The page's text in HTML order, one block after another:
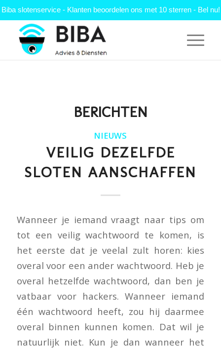
Biba slotenservice - Klanten beoordelen ons met 10 sterren - Bel nu!
BERICHTEN
NIEUWS
VEILIG DEZELFDE
SLOTEN AANSCHAFFEN
Wanneer je iemand vraagt naar tips om
tot een veilig wachtwoord te komen, is
het eerste dat je veelal zult horen: kies
overal voor een ander wachtwoord. Heb je
overal hetzelfde wachtwoord, dan ben je
vatbaar voor hackers. Wanneer iemand
één wachtwoord heeft, zou hij daarmee
overal binnen kunnen komen. Dat wil je
natuurlijk niet. Kun je dan wanneer het